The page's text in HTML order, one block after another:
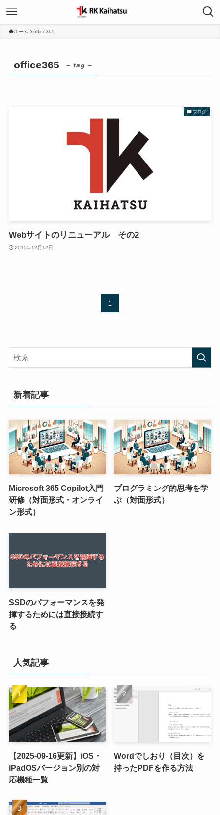
ホーム office365
office365 – tag –
ブログ
Webサイトのリニューアル その2
2015年12月12日
1
新着記事
Microsoft 365 Copilot入門
研修（対面形式・オンライ
ン形式）
プログラミング的思考を学
ぶ（対面形式）
SSDのパフォーマンスを発
揮するためには直接接続す
る
人気記事
【2025-09-16更新】iOS・
iPadOSバージョン別の対
応機種一覧
Wordでしおり（目次）を
持ったPDFを作る方法